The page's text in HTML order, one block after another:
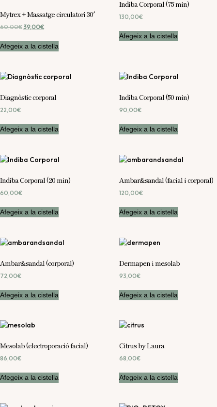
Mytrex + Massatge circulatori 30′
60,00€El
original
era:
39,00€
actual
és:
Afegeix a la cistella
Indiba Corporal (75 min)
130,00€
Afegeix a la cistella
Diagnòstic corporal
22,00€
Afegeix a la cistella
Indiba Corporal (50 min)
90,00€
Afegeix a la cistella
Indiba Corporal (20 min)
60,00€
Afegeix a la cistella
Ambar&sandal (facial i corporal)
120,00€
Afegeix a la cistella
Ambar&sandal (corporal)
72,00€
Afegeix a la cistella
Dermapen i mesolab
93,00€
Afegeix a la cistella
Mesolab (electroporació facial)
86,00€
Afegeix a la cistella
Citrus by Laura
68,00€
Afegeix a la cistella